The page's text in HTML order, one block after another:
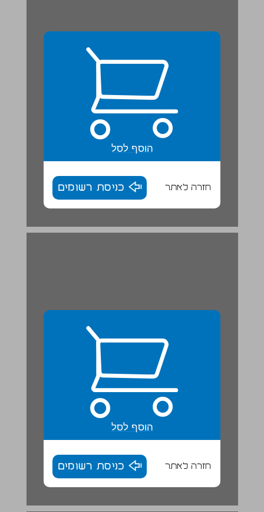
הוסף לסל
חזרה לאתר כניסת רשומים
המקדש והכוהנים נהנים ממעמד מיוחד ... 16
הוסף לסל
חזרה לאתר כניסת רשומים
החכמים מבססים את מעמדם כמנהיגי העם ... 17